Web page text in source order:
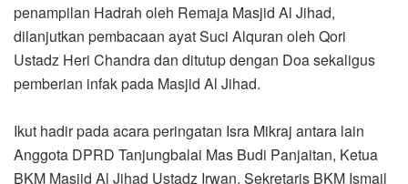
penampilan Hadrah oleh Remaja Masjid Al Jihad,
dilanjutkan pembacaan ayat Suci Alquran oleh Qori
Ustadz Heri Chandra dan ditutup dengan Doa sekaligus
pemberian infak pada Masjid Al Jihad.
Ikut hadir pada acara peringatan Isra Mikraj antara lain
Anggota DPRD Tanjungbalai Mas Budi Panjaitan, Ketua
BKM Masjid Al Jihad Ustadz Irwan, Sekretaris BKM Ismail